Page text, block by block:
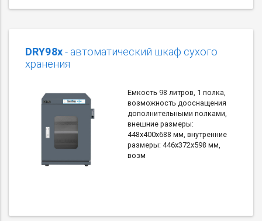
DRY98x- автоматический шкаф сухого
хранения
Емкость 98 литров, 1 полка,
возможность дооснащения
дополнительными полками,
внешние размеры:
448х400х688 мм, внутренние
размеры: 446х372х598 мм,
возм